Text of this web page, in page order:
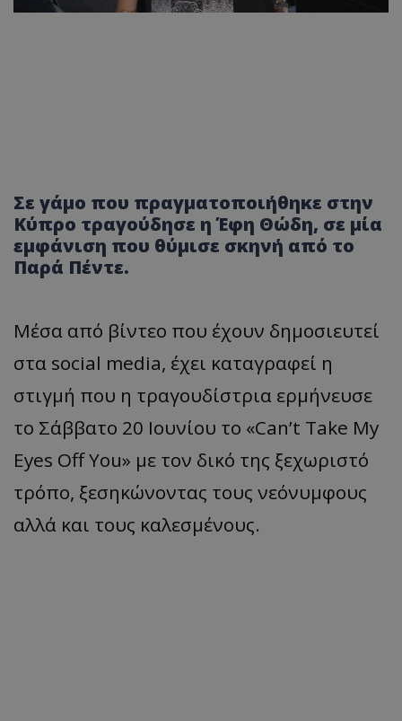
Σε γάμο που πραγματοποιήθηκε στην
Κύπρο τραγούδησε η Έφη Θώδη, σε μία
εμφάνιση που θύμισε σκηνή από το
Παρά Πέντε.
Μέσα από βίντεο που έχουν δημοσιευτεί
στα social media, έχει καταγραφεί η
στιγμή που η τραγουδίστρια ερμήνευσε
το Σάββατο 20 Ιουνίου το «Can’t Take My
Eyes Off You» με τον δικό της ξεχωριστό
τρόπο, ξεσηκώνοντας τους νεόνυμφους
αλλά και τους καλεσμένους.